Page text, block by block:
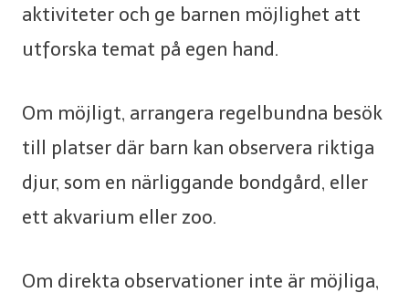
aktiviteter och ge barnen möjlighet att
utforska temat på egen hand.
Om möjligt, arrangera regelbundna besök
till platser där barn kan observera riktiga
djur, som en närliggande bondgård, eller
ett akvarium eller zoo.
Om direkta observationer inte är möjliga,